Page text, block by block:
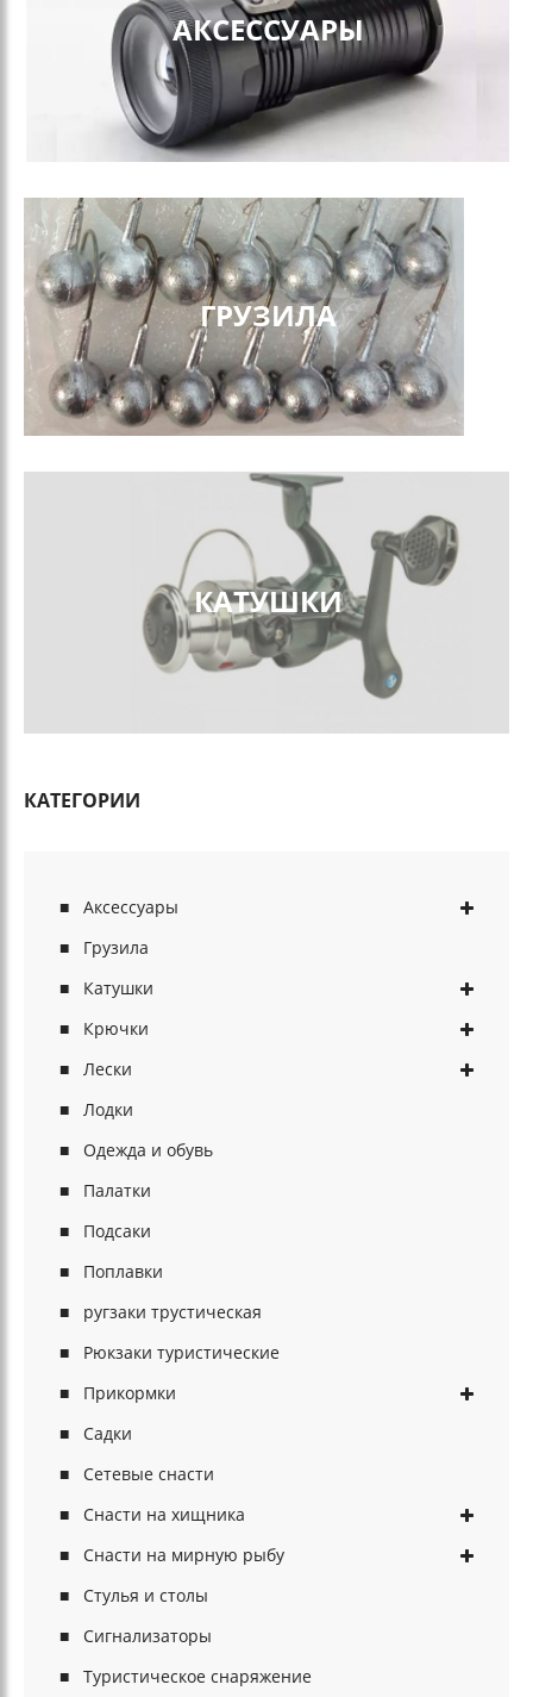
АКСЕССУАРЫ
ГРУЗИЛА
КАТУШКИ
КАТЕГОРИИ
Аксессуары
Грузила
Катушки
Крючки
Лески
Лодки
Одежда и обувь
Палатки
Подсаки
Поплавки
ругзаки трустическая
Рюкзаки туристические
Прикормки
Садки
Сетевые снасти
Снасти на хищника
Снасти на мирную рыбу
Стулья и столы
Сигнализаторы
Туристическое снаряжение